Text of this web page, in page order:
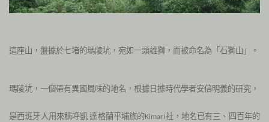
這座山，盤據於七堵的瑪陵坑，宛如一頭雄獅，而被命名為「石獅山」。
瑪陵坑，一個帶有異國風味的地名， 根據日據時代學者安倍明義的研究，
是西班牙人用來稱呼凱 達格蘭平埔族的Kimari社， 地名已有三、四百年的